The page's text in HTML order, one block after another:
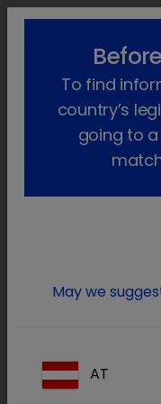
Animais de companhia
Hipoadrenocorticismo
Produtos
Produtos
To find
country’s
going to
May we
AT